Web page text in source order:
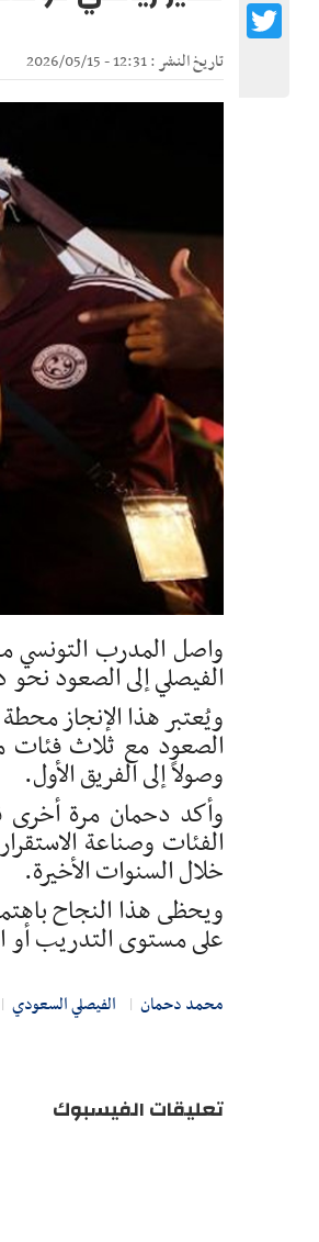
تاريخ النشر : 12:31 - 2026/05/15
واصل المدرب التونسي
الفيصلي إلى الصعود
ويُعتبر هذا الإنجاز
وصولاً إلى الفريق الأول.
وأكد دحمان مرة أخرى
الفئات وصناعة
خلال السنوات الأخيرة.
ويحظى هذا النجاح
على مستوى التدريب أو
محمد دحمان الفيصلي السعودي
Twitter
تعليقات الفيسبوك